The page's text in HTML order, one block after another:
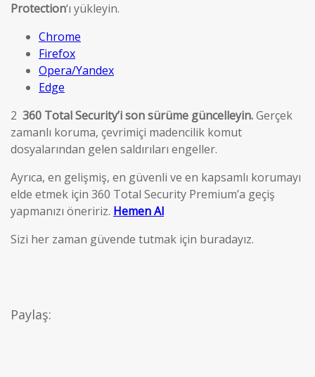
Protection‘ı yükleyin.
Chrome
Firefox
Opera/Yandex
Edge
2 360 Total Security’i son sürüme güncelleyin.Gerçek
zamanlı koruma, çevrimiçi madencilik komut
dosyalarından gelen saldırıları engeller.
Ayrıca, en gelişmiş, en güvenli ve en kapsamlı korumayı
elde etmek için 360 Total Security Premium’a geçiş
yapmanızı öneririz. Hemen Al
Sizi her zaman güvende tutmak için buradayız.
Paylaş: